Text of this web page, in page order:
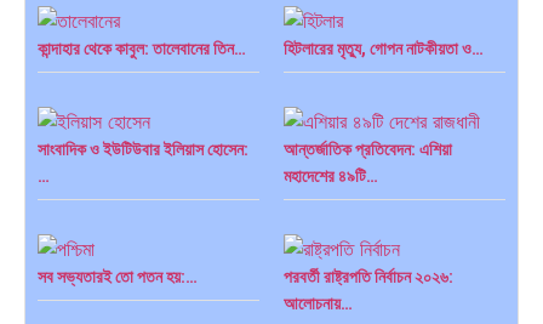
কান্দাহার থেকে কাবুল: তালেবানের তিন… হিটলারের মৃত্যু, গোপন নাটকীয়তা ও…
সাংবাদিক ও ইউটিউবার ইলিয়াস হোসেন:
…
আন্তর্জাতিক প্রতিবেদন: এশিয়া
মহাদেশের ৪৯টি…
সব সভ্যতারই তো পতন হয়:…
পরবর্তী রাষ্ট্রপতি নির্বাচন ২০২৬:
আলোচনায়…